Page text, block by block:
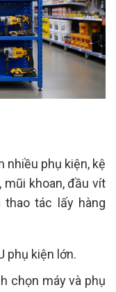
nhiều phụ kiện, kệ
mũi khoan, đầu vít
tác lấy hàng
phụ kiện lớn.
chọn máy và phụ